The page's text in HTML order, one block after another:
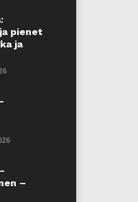
pienet
ja
–